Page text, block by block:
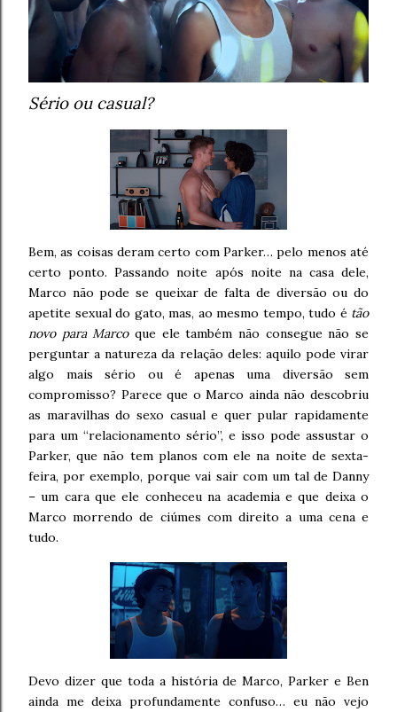
Sério ou casual?
Bem, as coisas deram certo com Parker… pelo menos até
certo ponto. Passando noite após noite na casa dele,
Marco não pode se queixar de falta de diversão ou do
apetite sexual do gato, mas, ao mesmo tempo, tudo é tão
novo para Marcoque ele também não consegue não se
perguntar a natureza da relação deles: aquilo pode virar
algo mais sério ou é apenas uma diversão sem
compromisso? Parece que o Marco ainda não descobriu
as maravilhas do sexo casual e quer pular rapidamente
para um “relacionamento sério”, e isso pode assustar o
Parker, que não tem planos com ele na noite de sexta-
feira, por exemplo, porque vai sair com um tal de Danny
– um cara que ele conheceu na academia e que deixa o
Marco morrendo de ciúmes com direito a uma cena e
tudo.
Devo dizer que toda a história de Marco, Parker e Ben
ainda me deixa profundamente confuso… eu não vejo